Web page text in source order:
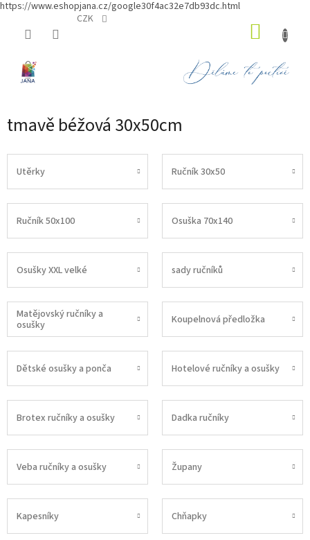
https://www.eshopjana.cz/google30f4ac32e7db93dc.html
CZK
tmavě béžová 30x50cm
Utěrky Ručník 30x50
Ručník 50x100 Osuška 70x140
Osušky XXL velké sady ručníků
Matějovský ručníky a
osušky
Koupelnová předložka
Dětské osušky a ponča Hotelové ručníky a osušky
Brotex ručníky a osušky Dadka ručníky
Veba ručníky a osušky Župany
Kapesníky Chňapky